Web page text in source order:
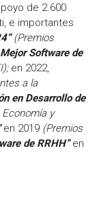
de 2.600
e importantes
(Premios
Software de
en 2022,
a la
en Desarrollo de
y
en 2019 (Premios
de RRHH”en